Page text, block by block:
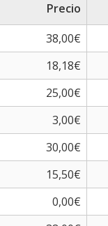
Precio
38,00€
18,18€
25,00€
3,00€
30,00€
15,50€
0,00€